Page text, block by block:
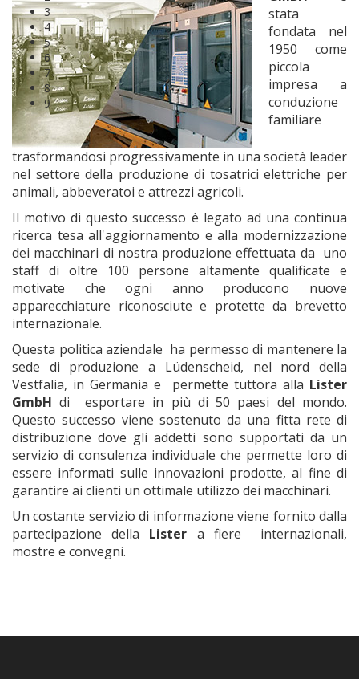
3
4
5
6
7
8
9
stata
fondata nel
1950 come
piccola
impresa a
conduzione
familiare
trasformandosi progressivamente in una società leader
nel settore della produzione di tosatrici elettriche per
animali, abbeveratoi e attrezzi agricoli.
Il motivo di questo successo è legato ad una continua
ricerca tesa all'aggiornamento e alla modernizzazione
dei macchinari di nostra produzione effettuata da uno
staff di oltre 100 persone altamente qualificate e
motivate che ogni anno producono nuove
apparecchiature riconosciute e protette da brevetto
internazionale.
Questa politica aziendale ha permesso di mantenere la
sede di produzione a Lüdenscheid, nel nord della
Vestfalia, in Germania e permette tuttora alla Lister
GmbH di esportare in più di 50 paesi del mondo.
Questo successo viene sostenuto da una fitta rete di
distribuzione dove gli addetti sono supportati da un
servizio di consulenza individuale che permette loro di
essere informati sulle innovazioni prodotte, al fine di
garantire ai clienti un ottimale utilizzo dei macchinari.
Un costante servizio di informazione viene fornito dalla
partecipazione della Lister a fiere internazionali,
mostre e convegni.